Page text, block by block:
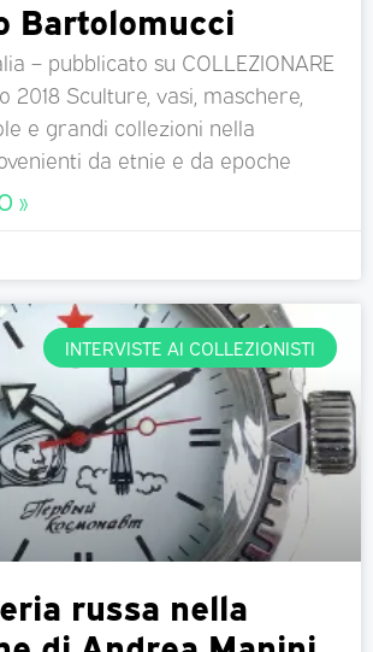
Bartolomucci
– pubblicato su COLLEZIONARE
2018 Sculture, vasi, maschere,
e grandi collezioni nella
da etnie e da epoche
»
INTERVISTE AI COLLEZIONISTI
russa nella